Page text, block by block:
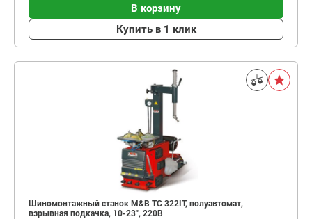
В корзину
Купить в 1 клик
Шиномонтажный станок M&B TC 322IT, полуавтомат,
взрывная подкачка, 10-23", 220В